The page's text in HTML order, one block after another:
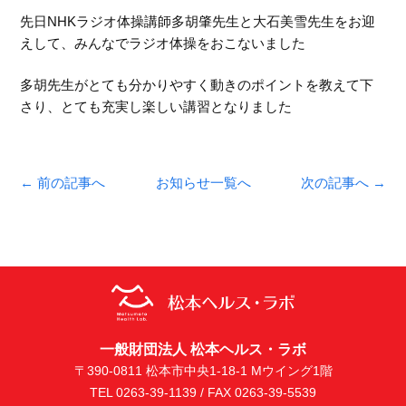
先日NHKラジオ体操講師多胡肇先生と大石美雪先生をお迎
えして、みんなでラジオ体操をおこないました
多胡先生がとても分かりやすく動きのポイントを教えて下
さり、とても充実し楽しい講習となりました
← 前の記事へ お知らせ一覧へ 次の記事へ →
一般財団法人 松本ヘルス・ラボ
〒390-0811 松本市中央1-18-1 Mウイング1階
TEL 0263-39-1139 / FAX 0263-39-5539